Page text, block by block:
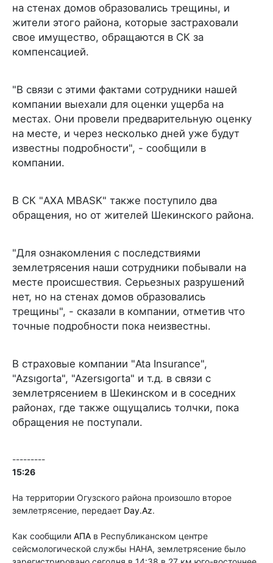
на стенах домов образовались трещины, и
жители этого района, которые застраховали
свое имущество, обращаются в СК за
компенсацией.
"В связи с этими фактами сотрудники нашей
компании выехали для оценки ущерба на
местах. Они провели предварительную оценку
на месте, и через несколько дней уже будут
известны подробности", - сообщили в
компании.
В СК "AXA MBASK" также поступило два
обращения, но от жителей Шекинского района.
"Для ознакомления с последствиями
землетрясения наши сотрудники побывали на
месте происшествия. Серьезных разрушений
нет, но на стенах домов образовались
трещины", - сказали в компании, отметив что
точные подробности пока неизвестны.
В страховые компании "Ata Insurance",
"Azsıgorta", "Azersıgorta" и т.д. в связи с
землетрясением в Шекинском и в соседних
районах, где также ощущались толчки, пока
обращения не поступали.
---------
15:26
На территории Огузского района произошло второе
землетрясение, передает Day.Az.
Как сообщили АПА в Республиканском центре
сейсмологической службы НАНА, землетрясение было